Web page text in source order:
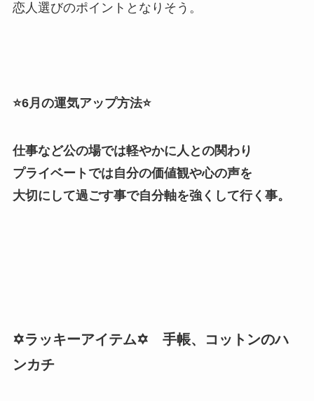
恋人選びのポイントとなりそう。
⭐️6月の運気アップ方法⭐️
仕事など公の場では軽やかに人との関わり
プライベートでは自分の価値観や心の声を
大切にして過ごす事で自分軸を強くして行く事。
✡️ラッキーアイテム✡️ 手帳、コットンのハ
ンカチ